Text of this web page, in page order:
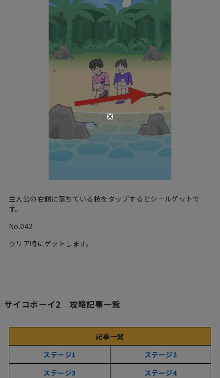
主人公の右側に落ちている枝をタップするとシールゲットで
す。
No.042
クリア時にゲットします。
サイコボーイ2 攻略記事一覧
記事一覧
ステージ1
ステージ2
ステージ3
ステージ4